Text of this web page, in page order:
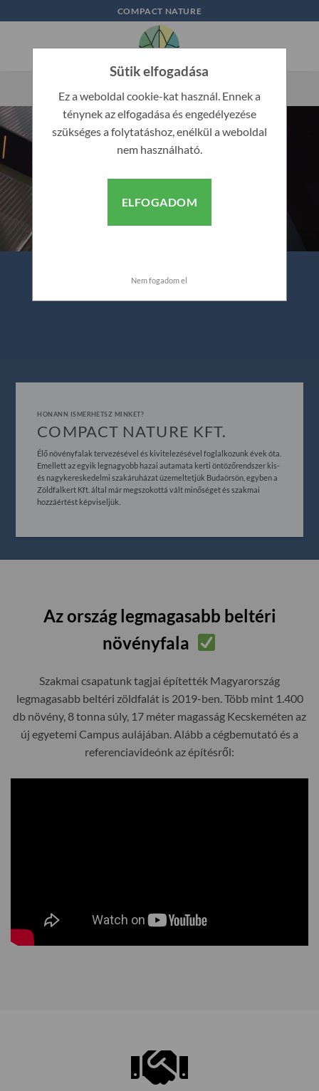
to
COMPACT NATURE
HONANN ISMERHETSZ MINKET?
COMPACT NATURE KFT.
Élő növényfalak tervezésével és kivitelezésével foglalkozunk évek óta.
Emellett az egyik legnagyobb hazai autamata kerti öntözőrendszer kis-
és nagykereskedelmi szakáruházat üzemeltetjük Budaörsön, egyben a
Zöldfalkert Kft. által már megszokottá vált minőséget és szakmai
hozzáértést képviseljük.
Az ország legmagasabb beltéri
növényfala
Szakmai csapatunk tagjai építették Magyarország
legmagasabb beltéri zöldfalát is 2019-ben. Több mint 1.400
db növény, 8 tonna súly, 17 méter magasság Kecskeméten az
új egyetemi Campus aulájában. Alább a cégbemutató és a
referenciavideónk az építésről:
Sütik elfogadása
Ez a weboldal cookie-kat használ. Ennek a
ténynek az elfogadása és engedélyezése
szükséges a folytatáshoz, enélkül a weboldal
nem használható.
ELFOGADOM
Nem fogadom el